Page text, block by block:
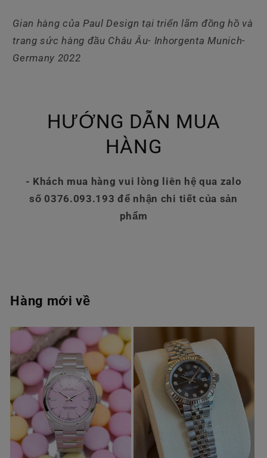
Gian hàng của Paul Design tại triển lãm đồng hồ và
trang sức hàng đầu Châu Âu- Inhorgenta Munich-
Germany 2022
HƯỚNG DẪN MUA
HÀNG
- Khách mua hàng vui lòng liên hệ qua zalo
số 0376.093.193 để nhận chi tiết của sản
phẩm
Hàng mới về